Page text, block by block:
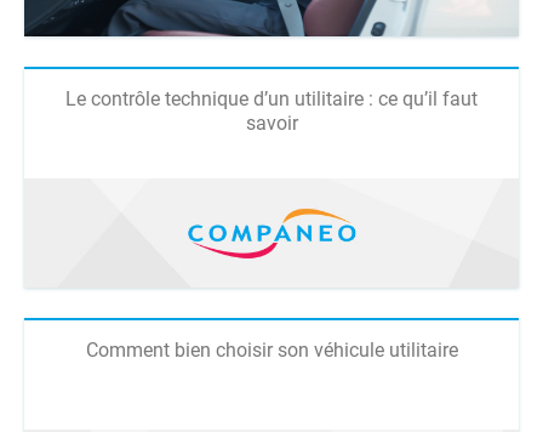
Le contrôle technique d’un utilitaire : ce qu’il faut
savoir
Comment bien choisir son véhicule utilitaire